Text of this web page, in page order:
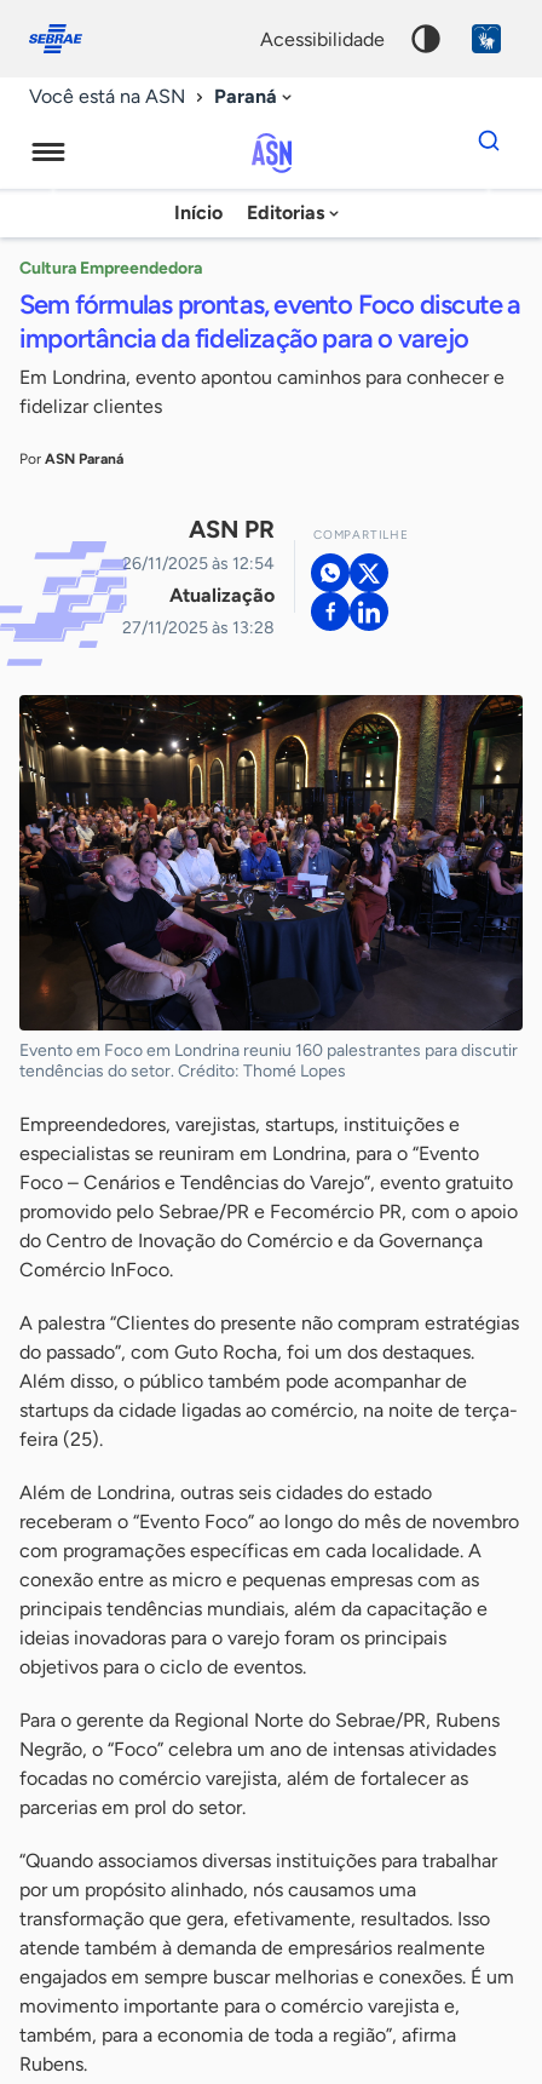
conosco
acessibilidade
Você está na ASN Paraná
Agência
Sebrae
Notícias
Início Editorias
Dados
para
chave
Cultura Empreendedora
Sem fórmulas prontas, evento Foco discute a
importância da fidelização para o varejo
Em Londrina, evento apontou caminhos para conhecer e
fidelizar clientes
Por ASN Paraná
ASN PR
26/11/2025 às 12:54
Atualização
27/11/2025 às 13:28
COMPARTILHE
Evento em Foco em Londrina reuniu 160 palestrantes para discutir
tendências do setor. Crédito: Thomé Lopes
Empreendedores, varejistas, startups, instituições e
especialistas se reuniram em Londrina, para o “Evento
Foco – Cenários e Tendências do Varejo”, evento gratuito
promovido pelo Sebrae/PR e Fecomércio PR, com o apoio
do Centro de Inovação do Comércio e da Governança
Comércio InFoco.
A palestra “Clientes do presente não compram estratégias
do passado”, com Guto Rocha, foi um dos destaques.
Além disso, o público também pode acompanhar de
startups da cidade ligadas ao comércio, na noite de terça-
feira (25).
Além de Londrina, outras seis cidades do estado
receberam o “Evento Foco” ao longo do mês de novembro
com programações específicas em cada localidade. A
conexão entre as micro e pequenas empresas com as
principais tendências mundiais, além da capacitação e
ideias inovadoras para o varejo foram os principais
objetivos para o ciclo de eventos.
Para o gerente da Regional Norte do Sebrae/PR, Rubens
Negrão, o “Foco” celebra um ano de intensas atividades
focadas no comércio varejista, além de fortalecer as
parcerias em prol do setor.
“Quando associamos diversas instituições para trabalhar
por um propósito alinhado, nós causamos uma
transformação que gera, efetivamente, resultados. Isso
atende também à demanda de empresários realmente
engajados em sempre buscar melhorias e conexões. É um
movimento importante para o comércio varejista e,
também, para a economia de toda a região”, afirma
Rubens.